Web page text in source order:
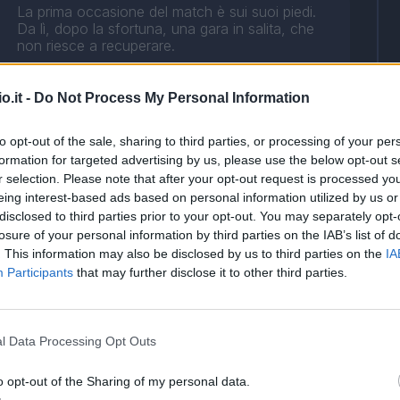
- Do Not Process My Personal Information
opt-out of the sale, sharing to third parties, or processing of your
for targeted advertising by us, please use the below opt-out
selection. Please note that after your opt-out request is processed
interest-based ads based on personal information utilized by us
to third parties prior to your opt-out. You may separately
of your personal information by third parties on the IAB’s list of
This information may also be disclosed by us to third parties on the
Participants that may further disclose it to other third parties.
Data Processing Opt Outs
opt-out of the Sharing of my personal data.
La prima occasione del match è sui suoi piedi.
Da lì, dopo la sfortuna, una gara in salita, che
non riesce a recuperare.
Tra i migliori nei felsinei e probabilmente la nota
più lieta. Dirige e orchestra, ma predica nel buio
e al fischio finale lascia il campo a capo chino,
pur senza particolari responsabilità.